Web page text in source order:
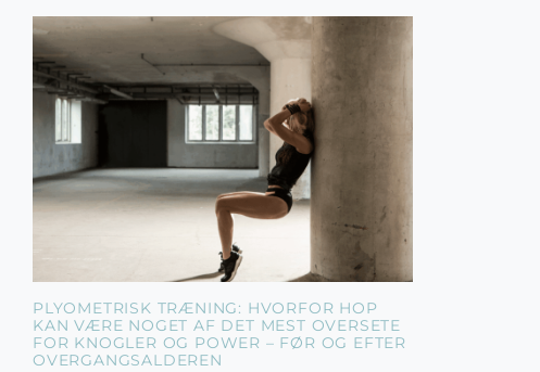
PLYOMETRISK TRÆNING: HVORFOR HOP
KAN VÆRE NOGET AF DET MEST OVERSETE
FOR KNOGLER OG POWER – FØR OG EFTER
OVERGANGSALDEREN